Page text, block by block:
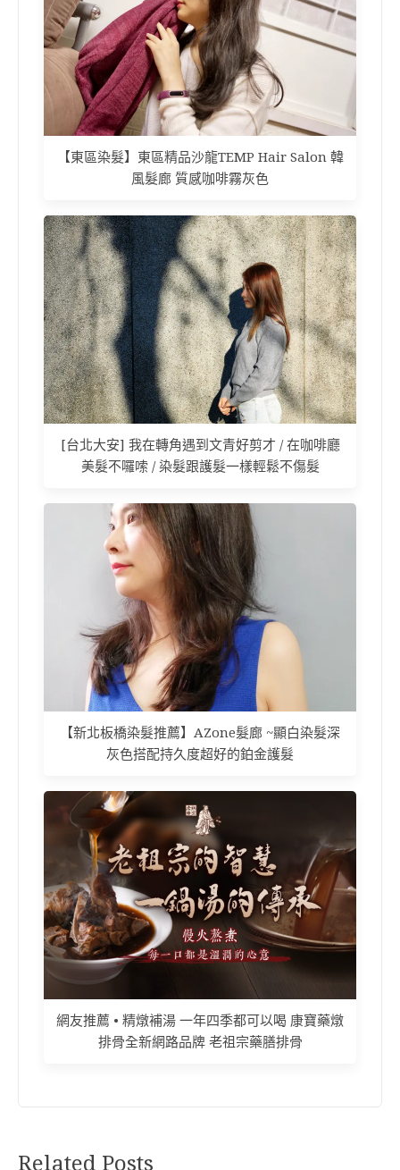
【東區染髮】東區精品沙龍TEMP Hair Salon 韓
風髮廊 質感咖啡霧灰色
[台北大安] 我在轉角遇到文青好剪才 / 在咖啡廳
美髮不囉嗦 / 染髮跟護髮一樣輕鬆不傷髮
【新北板橋染髮推薦】AZone髮廊 ~顯白染髮深
灰色搭配持久度超好的鉑金護髮
網友推薦 • 精燉補湯 一年四季都可以喝 康寶藥燉
排骨全新網路品牌 老祖宗藥膳排骨
Related Posts